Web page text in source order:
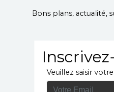
Bons plans, actualité,
Veuillez saisir